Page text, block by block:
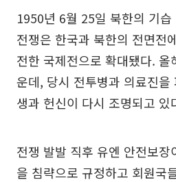
1950년 6월 25일 북한의 기습
전쟁은 한국과 북한의 전면전
전한 국제전으로 확대됐다.
운데, 당시 전투병과 의료진을
생과 헌신이 다시 조명되고 있
전쟁 발발 직후 유엔 안전보장
을 침략으로 규정하고 회원국